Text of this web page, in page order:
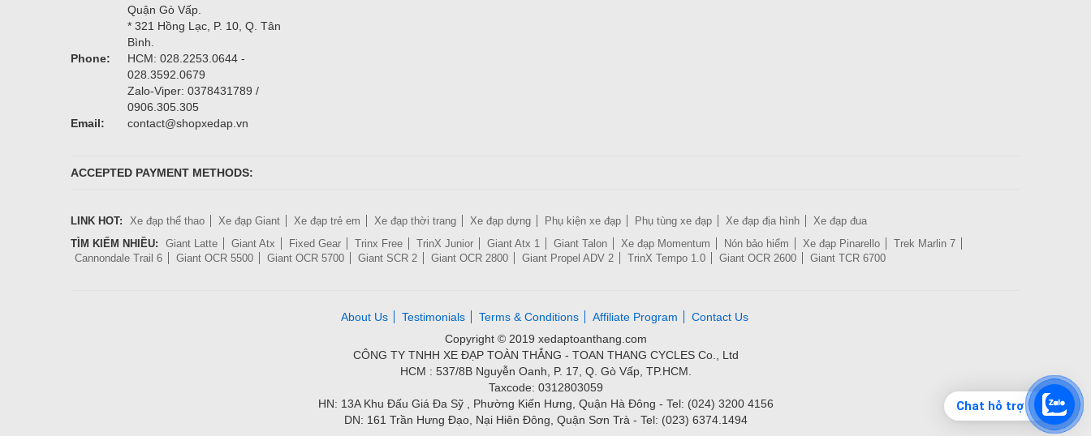
Chat hỗ trợ
Quận Gò Vấp.
* 321 Hồng Lạc, P. 10, Q. Tân
Bình.
Phone:
HCM: 028.2253.0644 -
028.3592.0679
Zalo-Viper: 0378431789 /
0906.305.305
Email:
contact@shopxedap.vn
ACCEPTED PAYMENT METHODS:
LINK HOT: Xe đạp thể thao Xe đạp Giant Xe đạp trẻ em Xe đạp thời trang Xe đạp dựng Phụ kiện xe đạp Phụ tùng xe đạp Xe đạp địa hình
Xe đạp đua
TÌM KIẾM NHIỀU:
Giant Latte Giant Atx Fixed Gear Trinx Free TrinX Junior Giant Atx 1 Giant Talon Xe đạp Momentum Nón bảo hiểm Xe đạp Pinarello
Trek Marlin 7
Cannondale Trail 6
Giant OCR 5500 Giant OCR 5700 Giant SCR 2 Giant OCR 2800 Giant Propel ADV 2 TrinX Tempo 1.0 Giant OCR 2600 Giant TCR 6700
About Us Testimonials Terms & Conditions Affiliate Program
Contact Us
Copyright © 2019 xedaptoanthang.com
CÔNG TY TNHH XE ĐẠP TOÀN THẮNG - TOAN THANG CYCLES Co., Ltd
HCM : 537/8B Nguyễn Oanh, P. 17, Q. Gò Vấp, TP.HCM.
Taxcode: 0312803059
HN: 13A Khu Đấu Giá Đa Sỹ , Phường Kiến Hưng, Quận Hà Đông - Tel: (024) 3200 4156
DN: 161 Trần Hưng Đạo, Nại Hiên Đông, Quận Sơn Trà - Tel: (023) 6374.1494